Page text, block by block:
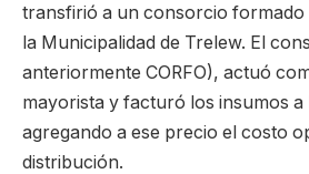
transfirió a un consorcio formado
la Municipalidad de Trelew. El
anteriormente CORFO), actuó
mayorista y facturó los insumos a
agregando a ese precio el costo
distribución.